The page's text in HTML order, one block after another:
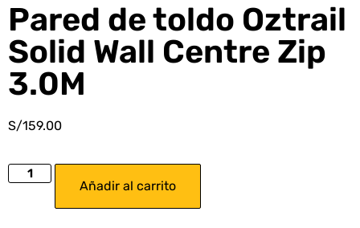
Pared de toldo Oztrail
Solid Wall Centre Zip
3.0M
S/159.00
Añadir al carrito